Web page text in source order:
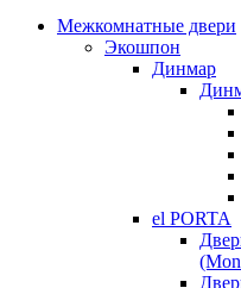
Межкомнатные двери
Экошпон
Динмар
el PORTA